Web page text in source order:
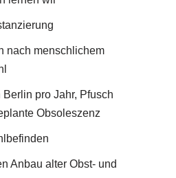
nach menschlichem
pro Jahr, Pfusch
Obsoleszenz
Anbau alter Obst- und